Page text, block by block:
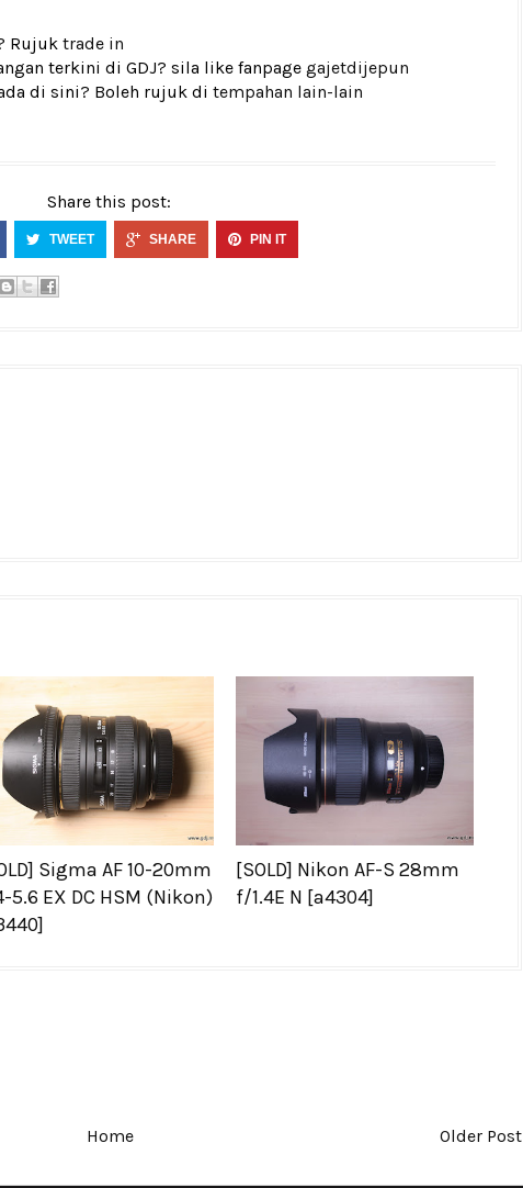
Rujuk trade in
terkini di GDJ? sila like fanpage gajetdijepun
di sini? Boleh rujuk di tempahan lain-lain
Share this post:
TWEET SHARE PIN IT
Sigma AF 10-20mm
5.6 EX DC HSM (Nikon)
[SOLD] Nikon AF-S 28mm
f/1.4E N [a4304]
Home Older Post